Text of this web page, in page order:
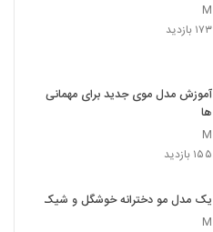
M
۱۷۳ بازدید
آموزش مدل موی جدید برای مهمانی
ها
M
۱۵۵ بازدید
یک مدل مو دخترانه خوشگل و شیک
M